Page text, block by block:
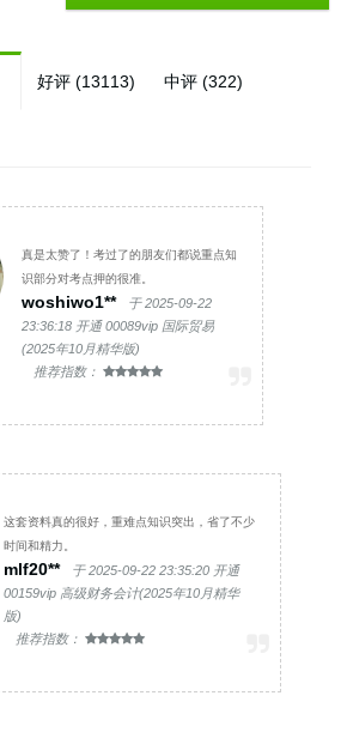
好评 (13113) 中评 (322)
真是太赞了！考过了的朋友们都说重点知
识部分对考点押的很准。
woshiwo1**
于 2025-09-22
23:36:18 开通 00089vip 国际贸易
(2025年10月精华版)
推荐指数：
这套资料真的很好，重难点知识突出，省了不少
时间和精力。
mlf20**
于 2025-09-22 23:35:20 开通
00159vip 高级财务会计(2025年10月精华
版)
推荐指数：